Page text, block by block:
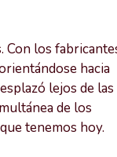
Con los
hacia
lejos de las
de los
tenemos hoy.